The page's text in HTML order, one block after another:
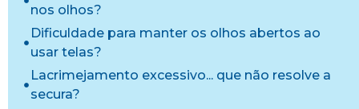
nos olhos?
Dificuldade para manter os olhos abertos ao
usar telas?
Lacrimejamento excessivo... que não resolve a
secura?